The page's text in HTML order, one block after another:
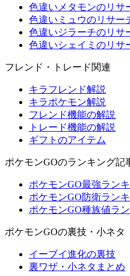
色違いメタモンのリサ
色違いミュウのリサー
色違いジラーチのリサ
色違いシェイミのリサ
フレンド・トレード関連
キラフレンド解説
キラポケモン解説
フレンド機能の解説
トレード機能の解説
ギフトのアイテム
ポケモンGOのランキング記
ポケモンGO最強ラン
ポケモンGO防衛ラン
ポケモンGO種族値ラ
ポケモンGOの裏技・小ネタ
イーブイ進化の裏技
裏ワザ・小ネタまとめ